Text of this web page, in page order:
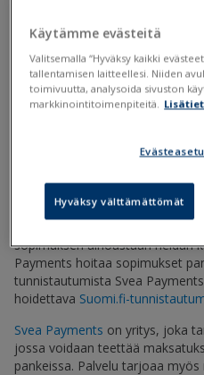
Koulutusten
Paymentsin (ent.
avulla 1
Koulutuskalenterin koulutusten
sopimuksen ainoastaan heidän
Payments hoitaa sopimukset
tunnistautumista Svea
hoidettava Suomi.fi-
Svea Payments on yritys, joka
jossa voidaan teettää
pankeissa. Palvelu tarjoaa
Käytämme evästeitä
Valitsemalla “Hyväksy kaikki
tallentamisen laitteellesi. Niiden
toimivuutta, analysoida sivuston
markkinointitoimenpiteitä.
Hyväksy välttämättömät